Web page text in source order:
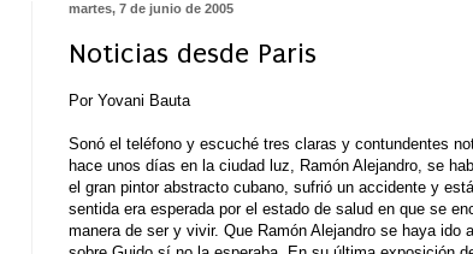
martes, 7 de junio de 2005
Noticias desde Paris
Por Yovani Bauta
Sonó el teléfono y escuché tres claras y contundentes
hace unos días en la ciudad luz, Ramón Alejandro, se
el gran pintor abstracto cubano, sufrió un accidente y
sentida era esperada por el estado de salud en que se
manera de ser y vivir. Que Ramón Alejandro se haya